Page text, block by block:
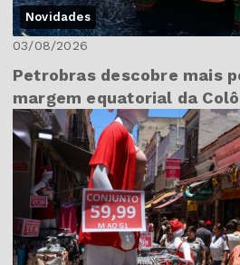
Novidades
03/08/2026
Petrobras descobre mais
margem equatorial da